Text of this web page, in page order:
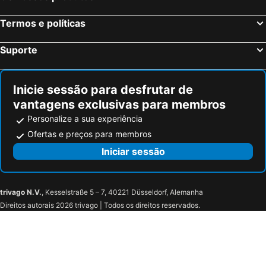
Termos e políticas
Suporte
Inicie sessão para desfrutar de
vantagens exclusivas para membros
Personalize a sua experiência
Ofertas e preços para membros
Iniciar sessão
trivago N.V., Kesselstraße 5 – 7, 40221 Düsseldorf, Alemanha
Direitos autorais 2026 trivago | Todos os direitos reservados.